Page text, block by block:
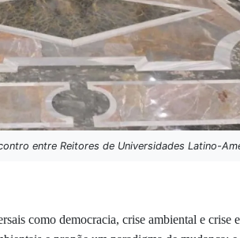
entre Reitores de Universidades Latino-
como democracia, crise ambiental e crise